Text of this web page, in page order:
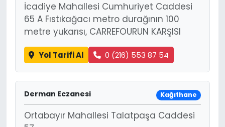
İcadiye Mahallesi Cumhuriyet Caddesi
65 A Fıstıkağacı metro durağının 100
metre yukarısı, CARREFOURUN KARŞISI
Yol Tarifi Al 0 (216) 553 87 54
Derman Eczanesi Kağıthane
Ortabayır Mahallesi Talatpaşa Caddesi